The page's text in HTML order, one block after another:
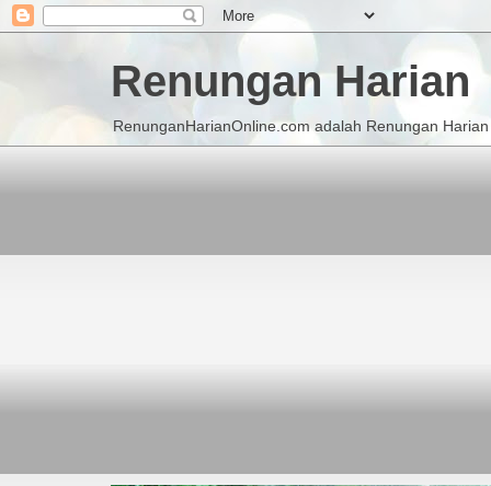
Renungan Harian
RenunganHarianOnline.com adalah Renungan